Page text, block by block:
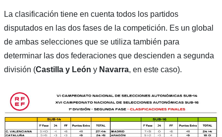
La clasificación tiene en cuenta todos los partidos
disputados en las dos fases de la competición. Es un global
de ambas selecciones que se utiliza también para
determinar las dos federaciones que descienden a segunda
división (Castilla y León y Navarra, en este caso).